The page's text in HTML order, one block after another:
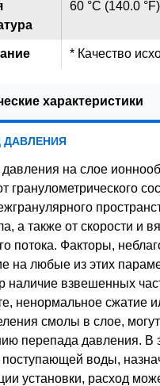
60 °C (140.0 °F)
* Качество
характеристики
ДАВЛЕНИЯ
на слое
гранулометрического
а также от скорости и
потока. Факторы,
на любые из этих
наличие взвешенных
ненормальное сжатие
смолы в слое,
перепада давления. В
поступающей воды,
установки, расход